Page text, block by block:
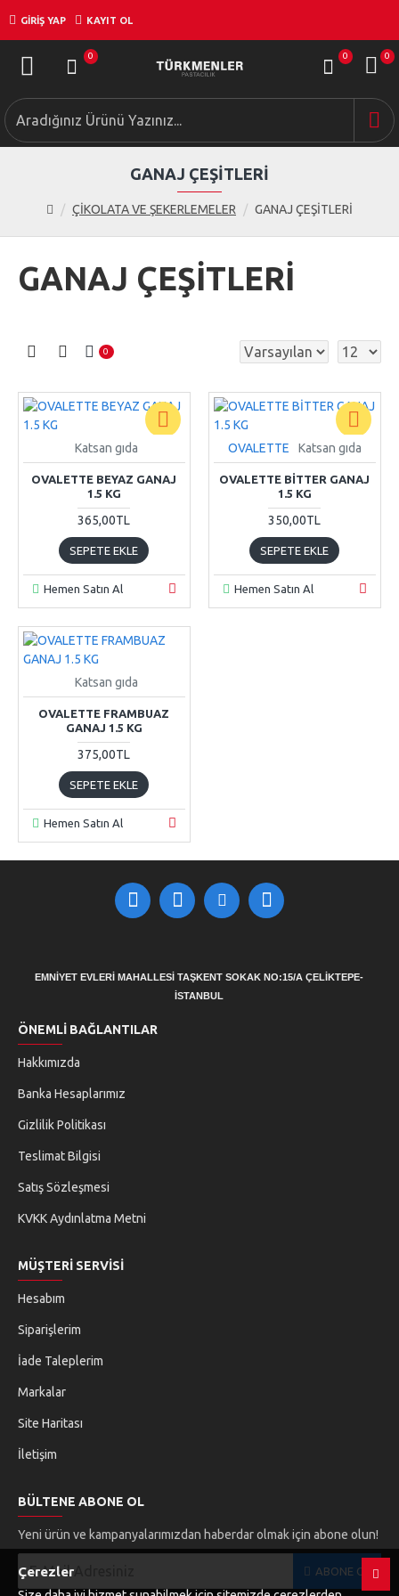
GIRIŞ YAP KAYIT OL
0 0 0
ÇİKOLATA VE ŞEKERLEMELER GANAJ ÇEŞİTLERİ
GANAJ ÇEŞİTLERİ
GANAJ ÇEŞİTLERİ
0
Katsan gıda
OVALETTE BEYAZ GANAJ
1.5 KG
365,00TL
SEPETE EKLE
Hemen Satın Al
OVALETTE Katsan gıda
OVALETTE BİTTER GANAJ
1.5 KG
350,00TL
SEPETE EKLE
Hemen Satın Al
Katsan gıda
OVALETTE FRAMBUAZ
GANAJ 1.5 KG
375,00TL
SEPETE EKLE
Hemen Satın Al
EMNİYET EVLERİ MAHALLESİ TAŞKENT SOKAK NO:15/A ÇELİKTEPE-
İSTANBUL
ÖNEMLI BAĞLANTILAR
Hakkımızda
Banka Hesaplarımız
Gizlilik Politikası
Teslimat Bilgisi
Satış Sözleşmesi
KVKK Aydınlatma Metni
MÜŞTERI SERVISI
Hesabım
Siparişlerim
İade Taleplerim
Markalar
Site Haritası
İletişim
BÜLTENE ABONE OL
Yeni ürün ve kampanyalarımızdan haberdar olmak için abone olun!
ABONE OL
Çerezler